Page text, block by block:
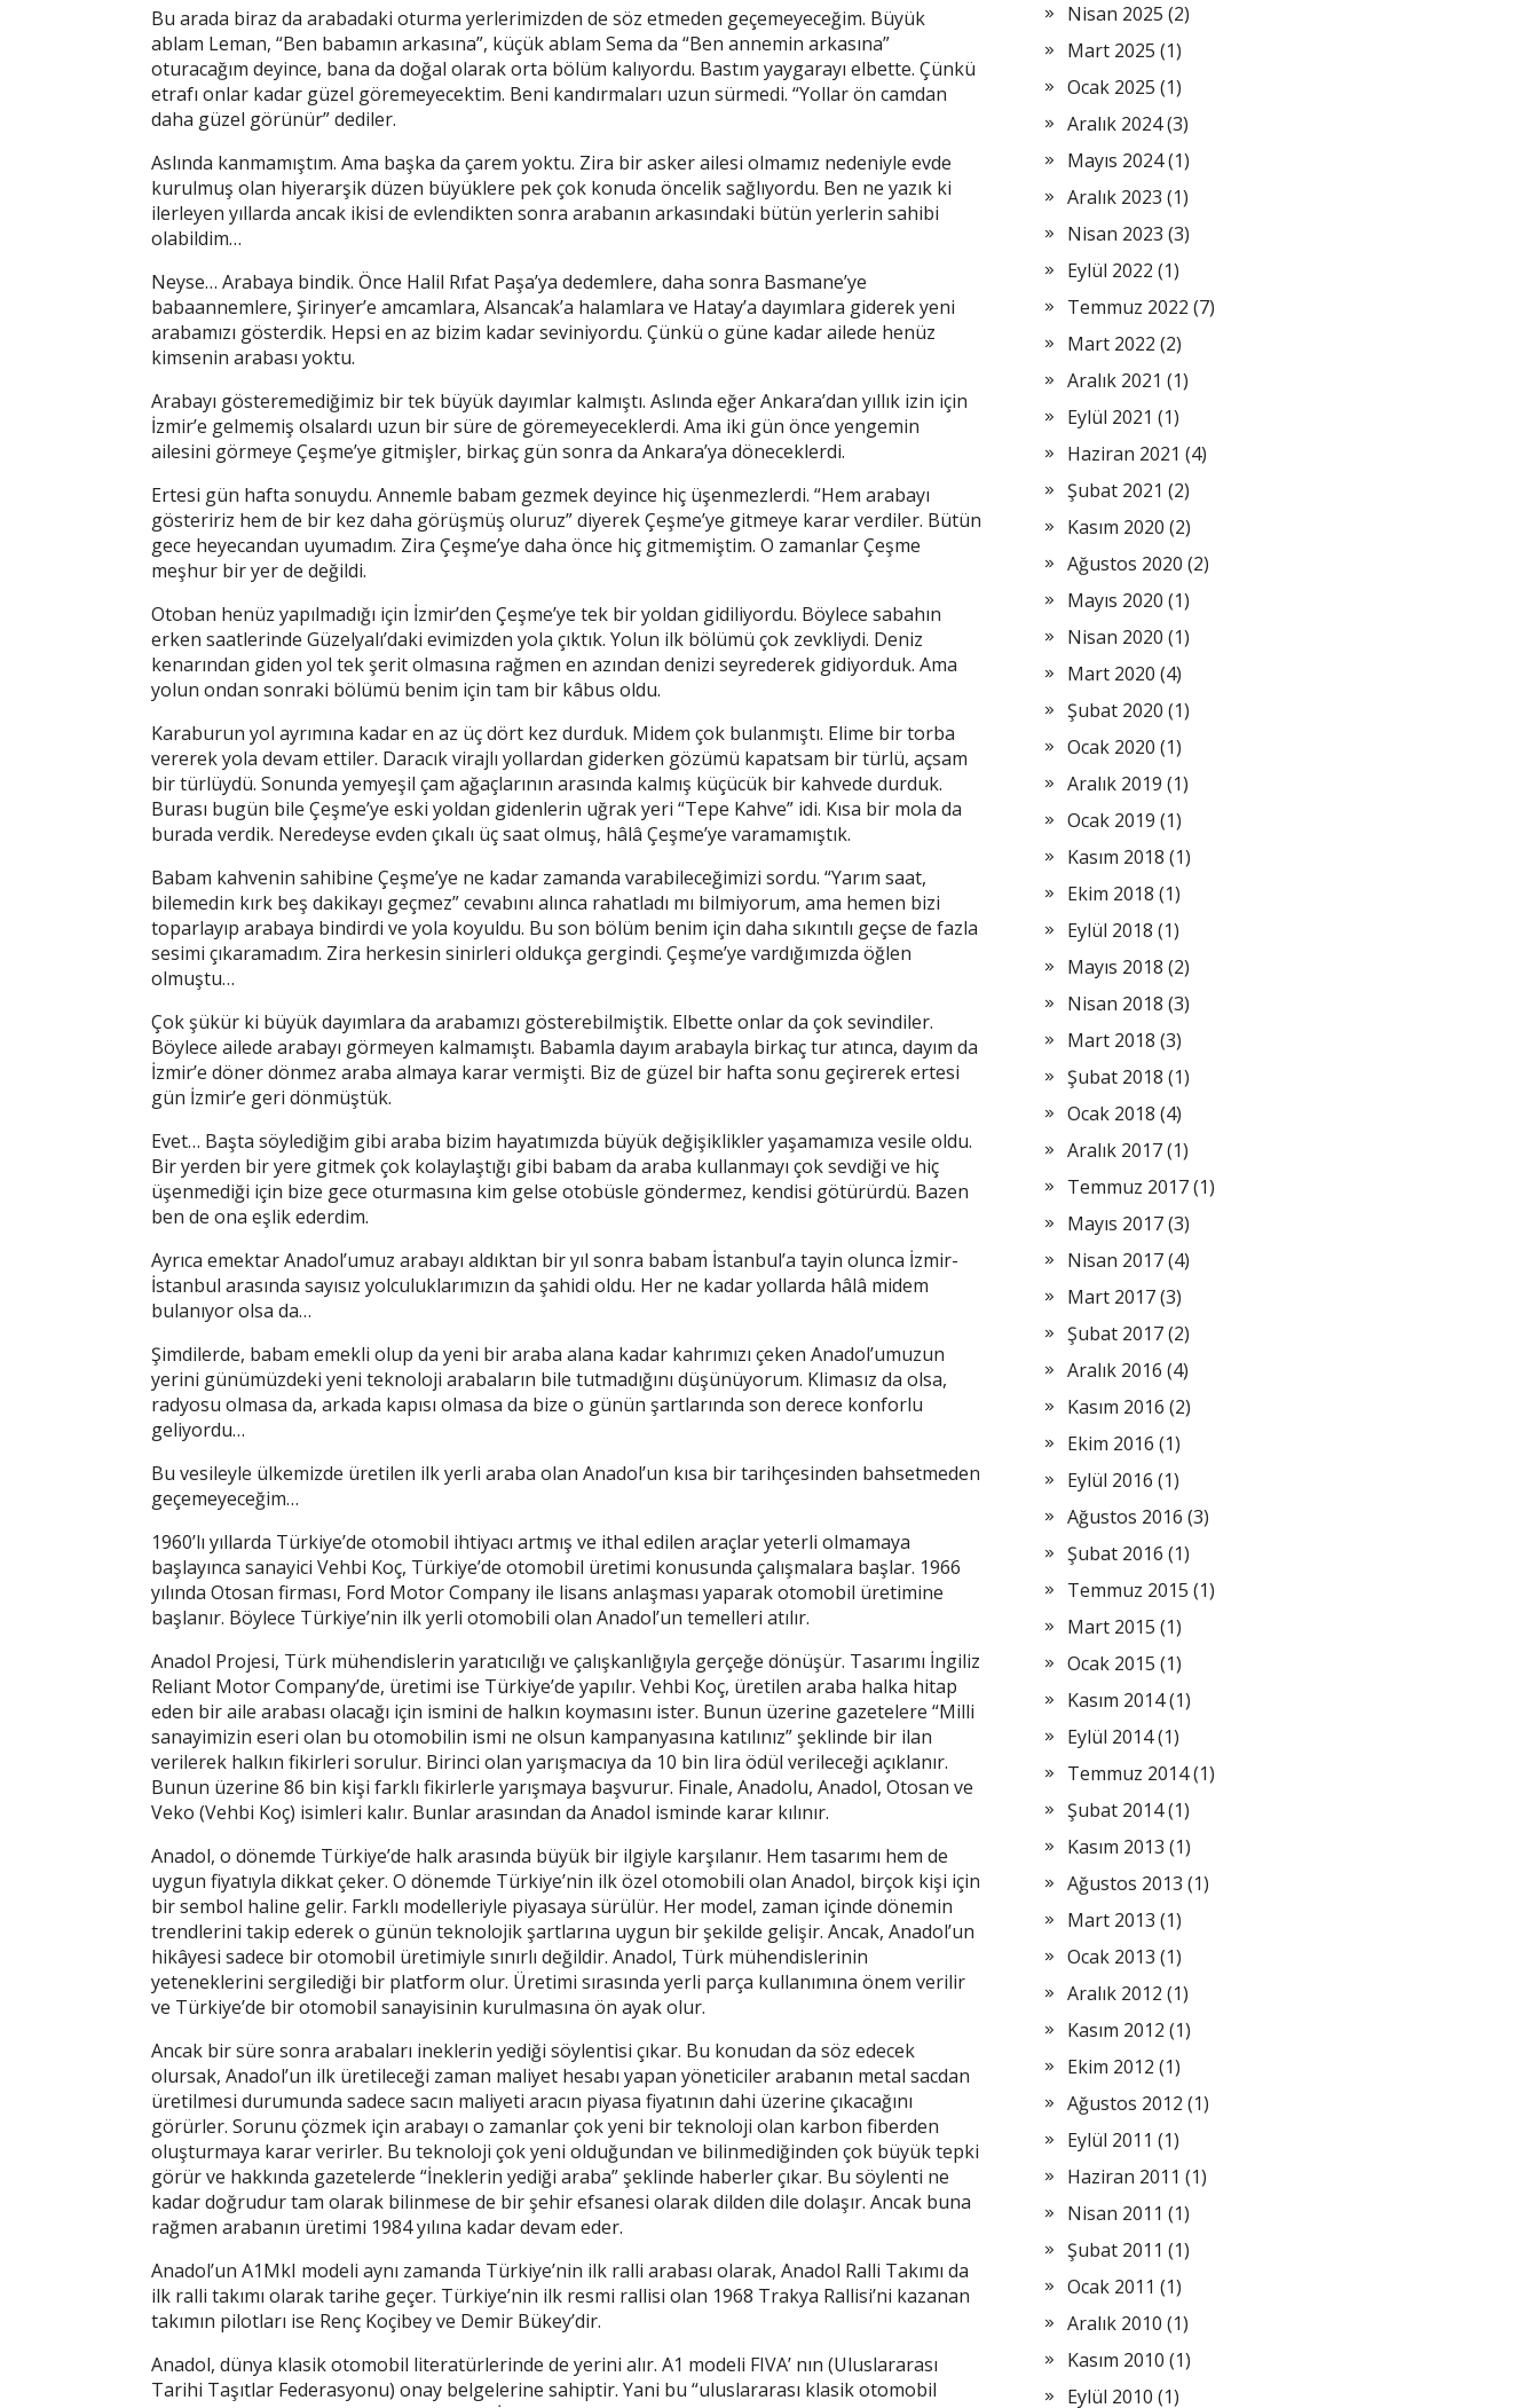
Bu arada biraz da arabadaki oturma yerlerimizden de söz etmeden geçemeyeceğim. Büyük
ablam Leman, “Ben babamın arkasına”, küçük ablam Sema da “Ben annemin arkasına”
oturacağım deyince, bana da doğal olarak orta bölüm kalıyordu. Bastım yaygarayı elbette. Çünkü
etrafı onlar kadar güzel göremeyecektim. Beni kandırmaları uzun sürmedi. “Yollar ön camdan
daha güzel görünür” dediler.
Aslında kanmamıştım. Ama başka da çarem yoktu. Zira bir asker ailesi olmamız nedeniyle evde
kurulmuş olan hiyerarşik düzen büyüklere pek çok konuda öncelik sağlıyordu. Ben ne yazık ki
ilerleyen yıllarda ancak ikisi de evlendikten sonra arabanın arkasındaki bütün yerlerin sahibi
olabildim…
Neyse… Arabaya bindik. Önce Halil Rıfat Paşa’ya dedemlere, daha sonra Basmane’ye
babaannemlere, Şirinyer’e amcamlara, Alsancak’a halamlara ve Hatay’a dayımlara giderek yeni
arabamızı gösterdik. Hepsi en az bizim kadar seviniyordu. Çünkü o güne kadar ailede henüz
kimsenin arabası yoktu.
Arabayı gösteremediğimiz bir tek büyük dayımlar kalmıştı. Aslında eğer Ankara’dan yıllık izin için
İzmir’e gelmemiş olsalardı uzun bir süre de göremeyeceklerdi. Ama iki gün önce yengemin
ailesini görmeye Çeşme’ye gitmişler, birkaç gün sonra da Ankara’ya döneceklerdi.
Ertesi gün hafta sonuydu. Annemle babam gezmek deyince hiç üşenmezlerdi. “Hem arabayı
gösteririz hem de bir kez daha görüşmüş oluruz” diyerek Çeşme’ye gitmeye karar verdiler. Bütün
gece heyecandan uyumadım. Zira Çeşme’ye daha önce hiç gitmemiştim. O zamanlar Çeşme
meşhur bir yer de değildi.
Otoban henüz yapılmadığı için İzmir’den Çeşme’ye tek bir yoldan gidiliyordu. Böylece sabahın
erken saatlerinde Güzelyalı’daki evimizden yola çıktık. Yolun ilk bölümü çok zevkliydi. Deniz
kenarından giden yol tek şerit olmasına rağmen en azından denizi seyrederek gidiyorduk. Ama
yolun ondan sonraki bölümü benim için tam bir kâbus oldu.
Karaburun yol ayrımına kadar en az üç dört kez durduk. Midem çok bulanmıştı. Elime bir torba
vererek yola devam ettiler. Daracık virajlı yollardan giderken gözümü kapatsam bir türlü, açsam
bir türlüydü. Sonunda yemyeşil çam ağaçlarının arasında kalmış küçücük bir kahvede durduk.
Burası bugün bile Çeşme’ye eski yoldan gidenlerin uğrak yeri “Tepe Kahve” idi. Kısa bir mola da
burada verdik. Neredeyse evden çıkalı üç saat olmuş, hâlâ Çeşme’ye varamamıştık.
Babam kahvenin sahibine Çeşme’ye ne kadar zamanda varabileceğimizi sordu. “Yarım saat,
bilemedin kırk beş dakikayı geçmez” cevabını alınca rahatladı mı bilmiyorum, ama hemen bizi
toparlayıp arabaya bindirdi ve yola koyuldu. Bu son bölüm benim için daha sıkıntılı geçse de fazla
sesimi çıkaramadım. Zira herkesin sinirleri oldukça gergindi. Çeşme’ye vardığımızda öğlen
olmuştu…
Çok şükür ki büyük dayımlara da arabamızı gösterebilmiştik. Elbette onlar da çok sevindiler.
Böylece ailede arabayı görmeyen kalmamıştı. Babamla dayım arabayla birkaç tur atınca, dayım da
İzmir’e döner dönmez araba almaya karar vermişti. Biz de güzel bir hafta sonu geçirerek ertesi
gün İzmir’e geri dönmüştük.
Evet… Başta söylediğim gibi araba bizim hayatımızda büyük değişiklikler yaşamamıza vesile oldu.
Bir yerden bir yere gitmek çok kolaylaştığı gibi babam da araba kullanmayı çok sevdiği ve hiç
üşenmediği için bize gece oturmasına kim gelse otobüsle göndermez, kendisi götürürdü. Bazen
ben de ona eşlik ederdim.
Ayrıca emektar Anadol’umuz arabayı aldıktan bir yıl sonra babam İstanbul’a tayin olunca İzmir-
İstanbul arasında sayısız yolculuklarımızın da şahidi oldu. Her ne kadar yollarda hâlâ midem
bulanıyor olsa da…
Şimdilerde, babam emekli olup da yeni bir araba alana kadar kahrımızı çeken Anadol’umuzun
yerini günümüzdeki yeni teknoloji arabaların bile tutmadığını düşünüyorum. Klimasız da olsa,
radyosu olmasa da, arkada kapısı olmasa da bize o günün şartlarında son derece konforlu
geliyordu…
Bu vesileyle ülkemizde üretilen ilk yerli araba olan Anadol’un kısa bir tarihçesinden bahsetmeden
geçemeyeceğim…
1960’lı yıllarda Türkiye’de otomobil ihtiyacı artmış ve ithal edilen araçlar yeterli olmamaya
başlayınca sanayici Vehbi Koç, Türkiye’de otomobil üretimi konusunda çalışmalara başlar. 1966
yılında Otosan firması, Ford Motor Company ile lisans anlaşması yaparak otomobil üretimine
başlanır. Böylece Türkiye’nin ilk yerli otomobili olan Anadol’un temelleri atılır.
Anadol Projesi, Türk mühendislerin yaratıcılığı ve çalışkanlığıyla gerçeğe dönüşür. Tasarımı İngiliz
Reliant Motor Company’de, üretimi ise Türkiye’de yapılır. Vehbi Koç, üretilen araba halka hitap
eden bir aile arabası olacağı için ismini de halkın koymasını ister. Bunun üzerine gazetelere “Milli
sanayimizin eseri olan bu otomobilin ismi ne olsun kampanyasına katılınız” şeklinde bir ilan
verilerek halkın fikirleri sorulur. Birinci olan yarışmacıya da 10 bin lira ödül verileceği açıklanır.
Bunun üzerine 86 bin kişi farklı fikirlerle yarışmaya başvurur. Finale, Anadolu, Anadol, Otosan ve
Veko (Vehbi Koç) isimleri kalır. Bunlar arasından da Anadol isminde karar kılınır.
Anadol, o dönemde Türkiye’de halk arasında büyük bir ilgiyle karşılanır. Hem tasarımı hem de
uygun fiyatıyla dikkat çeker. O dönemde Türkiye’nin ilk özel otomobili olan Anadol, birçok kişi için
bir sembol haline gelir. Farklı modelleriyle piyasaya sürülür. Her model, zaman içinde dönemin
trendlerini takip ederek o günün teknolojik şartlarına uygun bir şekilde gelişir. Ancak, Anadol’un
hikâyesi sadece bir otomobil üretimiyle sınırlı değildir. Anadol, Türk mühendislerinin
yeteneklerini sergilediği bir platform olur. Üretimi sırasında yerli parça kullanımına önem verilir
ve Türkiye’de bir otomobil sanayisinin kurulmasına ön ayak olur.
Ancak bir süre sonra arabaları ineklerin yediği söylentisi çıkar. Bu konudan da söz edecek
olursak, Anadol’un ilk üretileceği zaman maliyet hesabı yapan yöneticiler arabanın metal sacdan
üretilmesi durumunda sadece sacın maliyeti aracın piyasa fiyatının dahi üzerine çıkacağını
görürler. Sorunu çözmek için arabayı o zamanlar çok yeni bir teknoloji olan karbon fiberden
oluşturmaya karar verirler. Bu teknoloji çok yeni olduğundan ve bilinmediğinden çok büyük tepki
görür ve hakkında gazetelerde “İneklerin yediği araba” şeklinde haberler çıkar. Bu söylenti ne
kadar doğrudur tam olarak bilinmese de bir şehir efsanesi olarak dilden dile dolaşır. Ancak buna
rağmen arabanın üretimi 1984 yılına kadar devam eder.
Anadol’un A1MkI modeli aynı zamanda Türkiye’nin ilk ralli arabası olarak, Anadol Ralli Takımı da
ilk ralli takımı olarak tarihe geçer. Türkiye’nin ilk resmi rallisi olan 1968 Trakya Rallisi’ni kazanan
takımın pilotları ise Renç Koçibey ve Demir Bükey’dir.
Anadol, dünya klasik otomobil literatürlerinde de yerini alır. A1 modeli FIVA’ nın (Uluslararası
Tarihi Taşıtlar Federasyonu) onay belgelerine sahiptir. Yani bu “uluslararası klasik otomobil
Nisan 2025 (2)
Mart 2025 (1)
Ocak 2025 (1)
Aralık 2024(3)
Mayıs 2024(1)
Aralık 2023 (1)
Nisan 2023 (3)
Eylül 2022 (1)
Temmuz 2022 (7)
Mart 2022 (2)
Aralık 2021 (1)
Eylül 2021 (1)
Haziran 2021 (4)
Şubat 2021 (2)
Kasım 2020 (2)
Ağustos 2020 (2)
Mayıs 2020 (1)
Nisan 2020 (1)
Mart 2020 (4)
Şubat 2020 (1)
Ocak 2020 (1)
Aralık 2019 (1)
Ocak 2019 (1)
Kasım 2018 (1)
Ekim 2018 (1)
Eylül 2018 (1)
Mayıs 2018 (2)
Nisan 2018 (3)
Mart 2018 (3)
Şubat 2018 (1)
Ocak 2018 (4)
Aralık 2017(1)
Temmuz 2017(1)
Mayıs 2017(3)
Nisan 2017(4)
Mart 2017(3)
Şubat 2017(2)
Aralık 2016 (4)
Kasım 2016 (2)
Ekim 2016 (1)
Eylül 2016 (1)
Ağustos 2016 (3)
Şubat 2016 (1)
Temmuz 2015 (1)
Mart 2015 (1)
Ocak 2015 (1)
Kasım 2014(1)
Eylül 2014(1)
Temmuz 2014(1)
Şubat 2014(1)
Kasım 2013 (1)
Ağustos 2013 (1)
Mart 2013 (1)
Ocak 2013 (1)
Aralık 2012 (1)
Kasım 2012 (1)
Ekim 2012 (1)
Ağustos 2012 (1)
Eylül 2011 (1)
Haziran 2011 (1)
Nisan 2011 (1)
Şubat 2011 (1)
Ocak 2011 (1)
Aralık 2010 (1)
Kasım 2010 (1)
Eylül 2010 (1)